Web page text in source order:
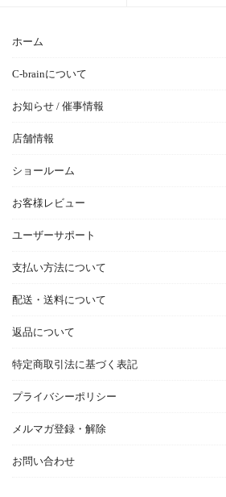
ホーム
C-brainについて
お知らせ / 催事情報
店舗情報
ショールーム
お客様レビュー
ユーザーサポート
支払い方法について
配送・送料について
返品について
特定商取引法に基づく表記
プライバシーポリシー
メルマガ登録・解除
お問い合わせ